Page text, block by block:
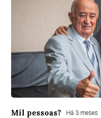
Mil pessoas? Há 3 meses